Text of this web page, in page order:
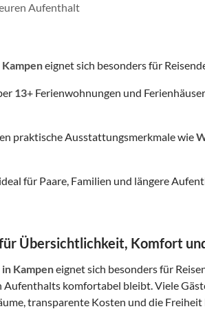
Aufenthalt
Kampeneignet sich besonders für
13+ Ferienwohnungen und
praktische Ausstattungsmerkmale wie
für Paare, Familien und längere
Übersichtlichkeit, Komfort
in Kampeneignet sich besonders für
Aufenthalts komfortabel bleibt. Viele
transparente Kosten und die